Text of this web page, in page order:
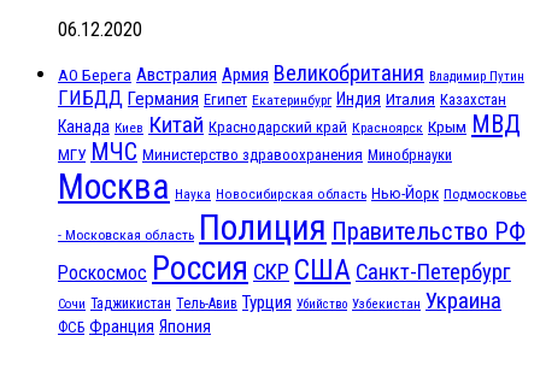
06.12.2020
АО Берега Австралия Армия Великобритания Владимир Путин
ГИБДД Германия Египет Екатеринбург Индия Италия Казахстан
Канада Киев Китай Краснодарский край Красноярск Крым МВД
МГУ МЧС Министерство здравоохранения Минобрнауки
Москва Наука Новосибирская область Нью-Йорк Подмосковье
- Московская область Полиция Правительство РФ
Роскосмос Россия СКР США Санкт-Петербург
Сочи Таджикистан Тель-Авив Турция Убийство Узбекистан Украина
ФСБ Франция Япония